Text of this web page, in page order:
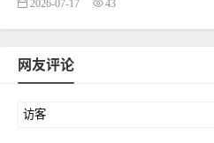
2026-07-17 43
网友评论